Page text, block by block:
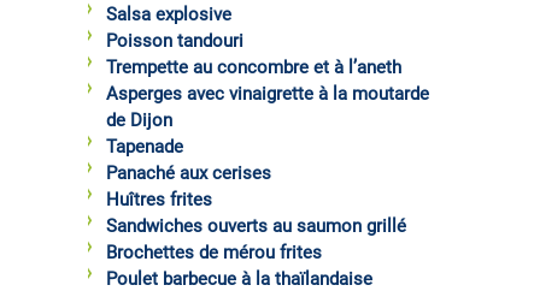
Salsa explosive
Poisson tandouri
Trempette au concombre et à l’aneth
Asperges avec vinaigrette à la moutarde
de Dijon
Tapenade
Panaché aux cerises
Huîtres frites
Sandwiches ouverts au saumon grillé
Brochettes de mérou frites
Poulet barbecue à la thaïlandaise